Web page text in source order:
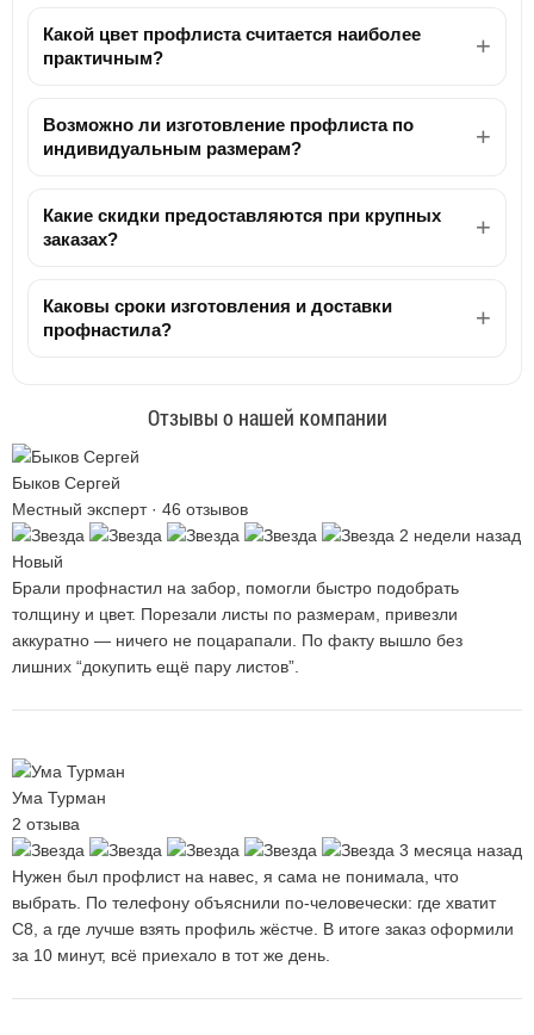
Какой цвет профлиста считается наиболее
практичным?
Возможно ли изготовление профлиста по
индивидуальным размерам?
Какие скидки предоставляются при крупных
заказах?
Каковы сроки изготовления и доставки
профнастила?
Отзывы о нашей компании
Быков Сергей
Местный эксперт · 46 отзывов
2 недели назад
Новый
Брали профнастил на забор, помогли быстро подобрать
толщину и цвет. Порезали листы по размерам, привезли
аккуратно — ничего не поцарапали. По факту вышло без
лишних “докупить ещё пару листов”.
Ума Турман
2 отзыва
3 месяца назад
Нужен был профлист на навес, я сама не понимала, что
выбрать. По телефону объяснили по-человечески: где хватит
С8, а где лучше взять профиль жёстче. В итоге заказ оформили
за 10 минут, всё приехало в тот же день.